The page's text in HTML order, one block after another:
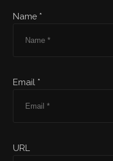
Name *
Email *
URL